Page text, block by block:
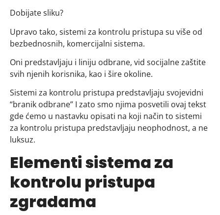
Dobijate sliku?
Upravo tako, sistemi za kontrolu pristupa su više od
bezbednosnih, komercijalni sistema.
Oni predstavljaju i liniju odbrane, vid socijalne zaštite
svih njenih korisnika, kao i šire okoline.
Sistemi za kontrolu pristupa predstavljaju svojevidni
“branik odbrane” I zato smo njima posvetili ovaj tekst
gde ćemo u nastavku opisati na koji način to sistemi
za kontrolu pristupa predstavljaju neophodnost, a ne
luksuz.
Elementi sistema za
kontrolu pristupa
zgradama